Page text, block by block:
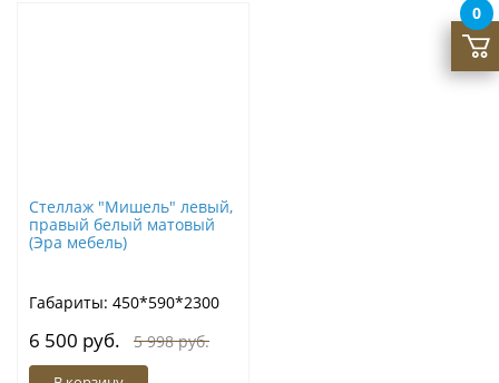
Стеллаж "Мишель" левый,
правый белый матовый
(Эра мебель)
Габариты: 450*590*2300
6 500 руб. 5 998 руб.
0